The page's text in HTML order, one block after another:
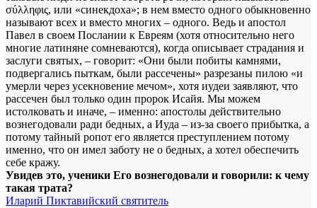
σύλληφις, или «синекдоха»; в нем вместо одного обыкновенно
называют всех и вместо многих – одного. Ведь и апостол
Павел в своем Послании к Евреям (хотя относительно него
многие латиняне сомневаются), когда описывает страдания и
заслуги святых, – говорит: «Они были побиты камнями,
подвергались пыткам, были рассечены» разрезаны пилою «и
умерли через усекновение мечом», хотя иудеи заявляют, что
рассечен был только один пророк Исайя. Мы можем
истолковать и иначе, – именно: апостолы действительно
вознегодовали ради бедных, а Иуда – из-за своего прибытка, а
потому тайный ропот его является преступлением потому
именно, что он имел заботу не о бедных, а хотел обеспечить
себе кражу.
Увидев это, ученики Его вознегодовали и говорили: к чему
такая трата?
Иларий Пиктавийский святитель